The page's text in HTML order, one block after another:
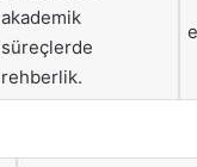
akademik
süreçlerde
rehberlik.